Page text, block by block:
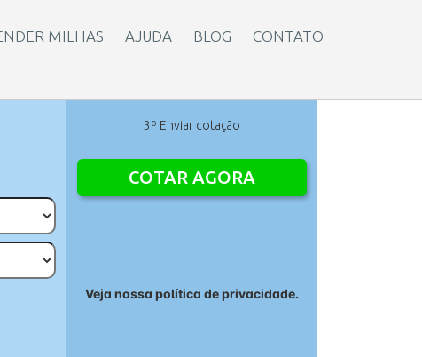
MILHAS AJUDA BLOG CONTATO
3º Enviar cotação
Veja nossa política de privacidade.